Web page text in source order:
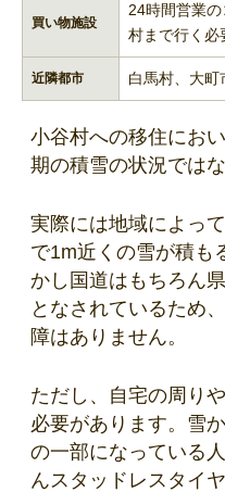
買い物施設
24時間営業
村まで行く必
近隣都市 白馬村、大町
小谷村への移住にお
期の積雪の状況では
実際には地域によっ
で1m近くの雪が積も
かし国道はもちろん
となされているため
障はありません。
ただし、自宅の周り
必要があります。雪
の一部になっている
んスタッドレスタイ